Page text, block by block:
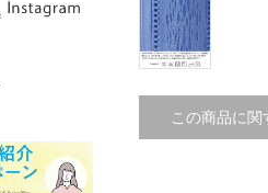
この商品に